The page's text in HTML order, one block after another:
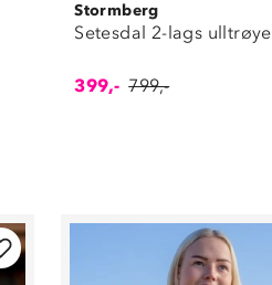
Stormberg
Setesdal 2-lags ulltrøye
399,- 799,-